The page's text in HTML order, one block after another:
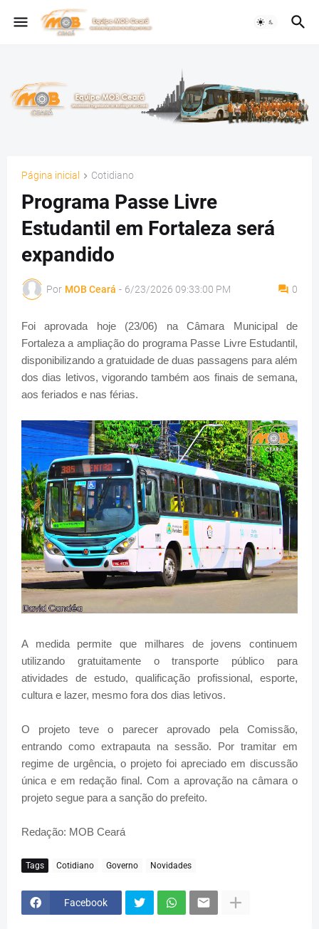
Página inicial Cotidiano
Programa Passe Livre
Estudantil em Fortaleza será
expandido
Por MOB Ceará - 6/23/2026 09:33:00 PM 0
Foi aprovada hoje (23/06) na Câmara Municipal de
Fortaleza a ampliação do programa Passe Livre Estudantil,
disponibilizando a gratuidade de duas passagens para além
dos dias letivos, vigorando também aos finais de semana,
aos feriados e nas férias.
A medida permite que milhares de jovens continuem
utilizando gratuitamente o transporte público para
atividades de estudo, qualificação profissional, esporte,
cultura e lazer, mesmo fora dos dias letivos.
O projeto teve o parecer aprovado pela Comissão,
entrando como extrapauta na sessão. Por tramitar em
regime de urgência, o projeto foi apreciado em discussão
única e em redação final. Com a aprovação na câmara o
projeto segue para a sanção do prefeito.
Redação: MOB Ceará
Tags Cotidiano Governo Novidades
Facebook